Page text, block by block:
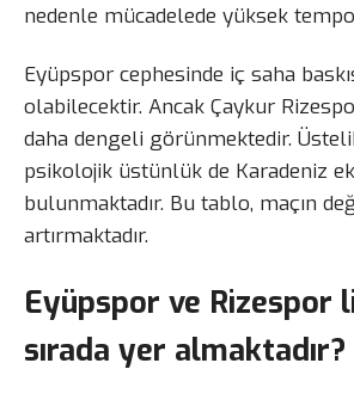
nedenle mücadelede yüksek
Eyüpspor cephesinde iç saha
olabilecektir. Ancak Çaykur
daha dengeli görünmektedir.
psikolojik üstünlük de Karadeniz
bulunmaktadır. Bu tablo, maçın
artırmaktadır.
Eyüpspor ve Rizespor
sırada yer almaktadır?